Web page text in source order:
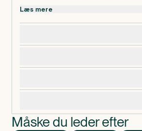
anvisning.
I pakningerne med medicin findes en
Læs mere
Måske du leder efter